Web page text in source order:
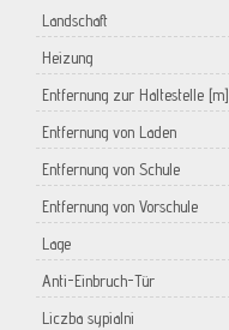
Landschaft
Heizung
Entfernung zur Haltestelle [m]
Entfernung von Laden
Entfernung von Schule
Entfernung von Vorschule
Lage
Anti-Einbruch-Tür
Liczba sypialni